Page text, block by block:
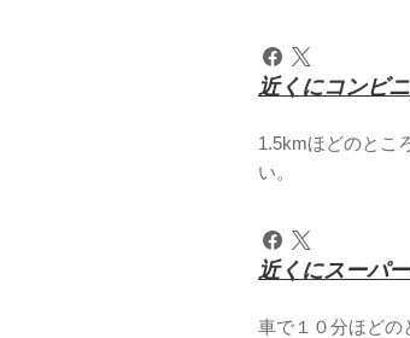
近くにコンビ
1.5kmほどのとこ
い。
近くにスーパ
車で１０分ほどの